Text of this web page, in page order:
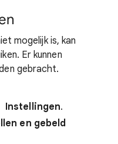
mogelijk is, kan
Er kunnen
gebracht.
Instellingen.
en gebeld